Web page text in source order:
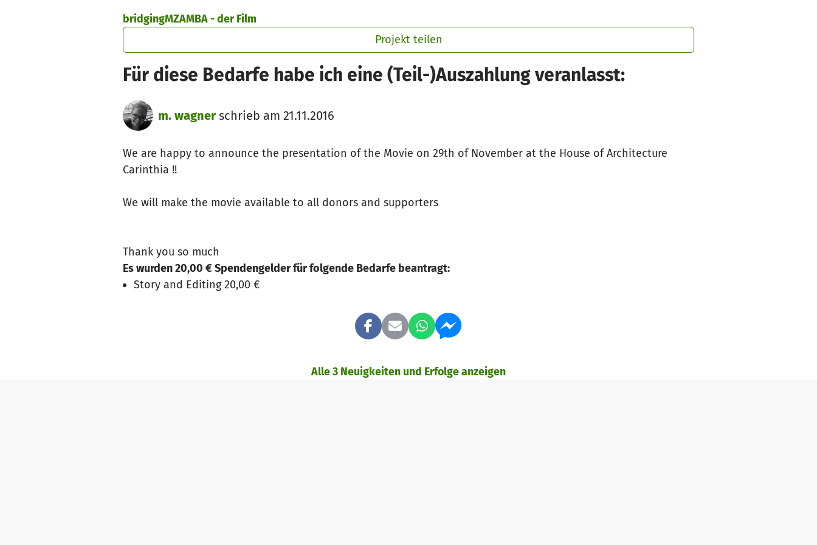
bridgingMZAMBA - der Film
Projekt teilen
Für diese Bedarfe habe ich eine (Teil-)Auszahlung veranlasst:
m. wagner schrieb am 21.11.2016
We are happy to announce the presentation of the Movie on 29th of November at the House of Architecture
Carinthia !!
We will make the movie available to all donors and supporters
Thank you so much
Es wurden 20,00 € Spendengelder für folgende Bedarfe beantragt:
Story and Editing 20,00 €
Alle 3 Neuigkeiten und Erfolge anzeigen